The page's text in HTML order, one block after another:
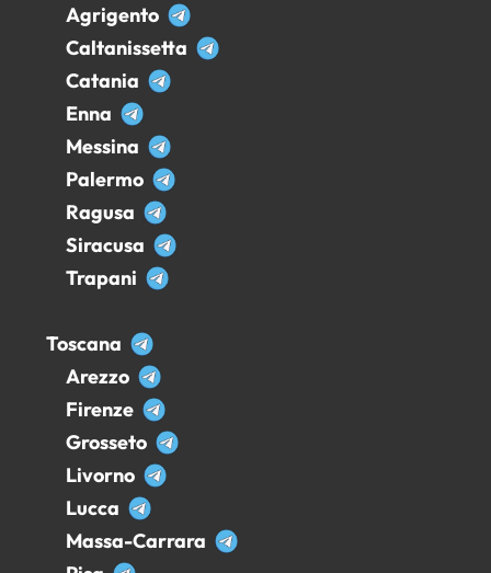
Agrigento
Caltanissetta
Catania
Enna
Messina
Palermo
Ragusa
Siracusa
Trapani
Toscana
Arezzo
Firenze
Grosseto
Livorno
Lucca
Massa-Carrara